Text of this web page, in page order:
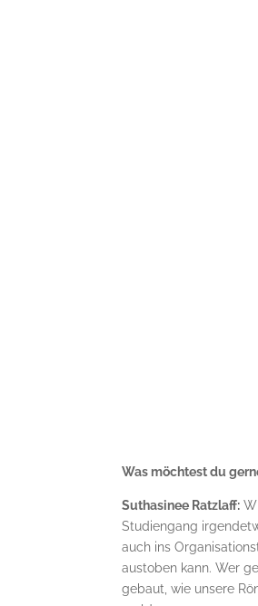
Was möchtest du
Suthasinee Ratzlaff:
Studiengang
auch ins
austoben kann. Wer
gebaut, wie unsere